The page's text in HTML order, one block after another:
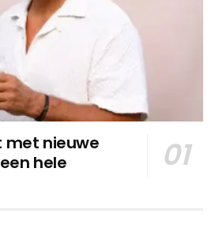
met nieuwe
hele